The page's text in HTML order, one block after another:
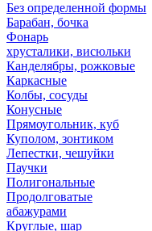
Без определенной формы
Барабан, бочка
Фонарь
хрусталики, висюльки
Канделябры, рожковые
Каркасные
Колбы, сосуды
Конусные
Прямоугольник, куб
Куполом, зонтиком
Лепестки, чешуйки
Паучки
Полигональные
Продолговатые
абажурами
Круглые, шар